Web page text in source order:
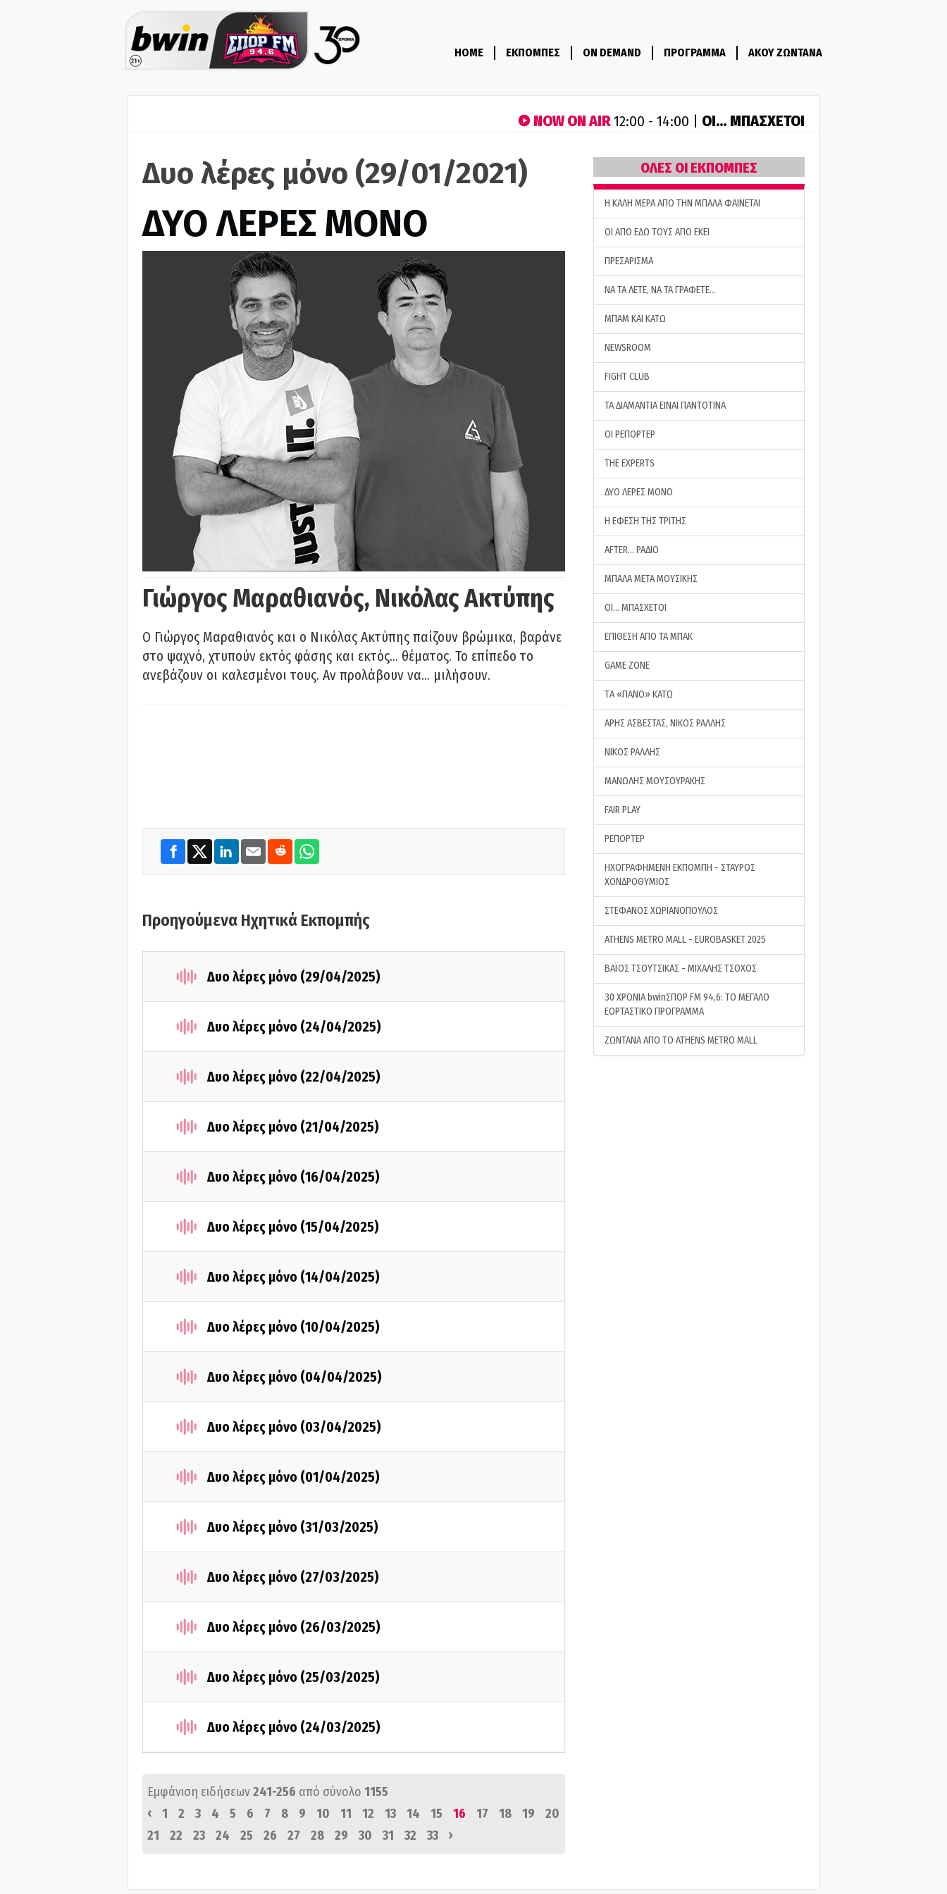
HOME ΕΚΠΟΜΠΕΣ ON DEMAND ΠΡΟΓΡΑΜΜΑ ΑΚΟΥ ΖΩΝΤΑΝΑ
NOW ON AIR12:00 - 14:00 | ΟΙ… ΜΠΑΣΧΕΤΟΙ
Δυο λέρες μόνο (29/01/2021)
ΔΥΟ ΛΕΡΕΣ ΜΟΝΟ
Γιώργος Μαραθιανός, Νικόλας Ακτύπης
Ο Γιώργος Μαραθιανός και ο Νικόλας Ακτύπης παίζουν βρώμικα, βαράνε
στο ψαχνό, χτυπούν εκτός φάσης και εκτός… θέματος. Το επίπεδο το
ανεβάζουν οι καλεσμένοι τους. Αν προλάβουν να… μιλήσουν.
Προηγούμενα Ηχητικά Εκπομπής
Δυο λέρες μόνο (29/04/2025)
Δυο λέρες μόνο (24/04/2025)
Δυο λέρες μόνο (22/04/2025)
Δυο λέρες μόνο (21/04/2025)
Δυο λέρες μόνο (16/04/2025)
Δυο λέρες μόνο (15/04/2025)
Δυο λέρες μόνο (14/04/2025)
Δυο λέρες μόνο (10/04/2025)
Δυο λέρες μόνο (04/04/2025)
Δυο λέρες μόνο (03/04/2025)
Δυο λέρες μόνο (01/04/2025)
Δυο λέρες μόνο (31/03/2025)
Δυο λέρες μόνο (27/03/2025)
Δυο λέρες μόνο (26/03/2025)
Δυο λέρες μόνο (25/03/2025)
Δυο λέρες μόνο (24/03/2025)
Εμφάνιση ειδήσεων241-256 από σύνολο 1155
‹
1 2 3 4 5 6 7 8 9 10 11 12 13 14 15 16 17 18 19
20
21
22 23 24 25 26 27 28 29 30 31 32 33 ›
ΟΛΕΣ ΟΙ ΕΚΠΟΜΠΕΣ
H ΚΑΛΗ ΜΕΡΑ ΑΠΟ ΤΗΝ ΜΠΑΛΑ ΦΑΙΝΕΤΑΙ
ΟΙ ΑΠΟ ΕΔΩ ΤΟΥΣ ΑΠΟ ΕΚΕΙ
ΠΡΕΣΑΡΙΣΜΑ
ΝΑ ΤΑ ΛΕΤΕ, ΝΑ ΤΑ ΓΡΑΦΕΤΕ…
ΜΠΑΜ ΚΑΙ ΚΑΤΩ
NEWSROOM
FIGHT CLUB
ΤΑ ΔΙΑΜΑΝΤΙΑ ΕΙΝΑΙ ΠΑΝΤΟΤΙΝΑ
ΟΙ ΡΕΠΟΡΤΕΡ
THE EXPERTS
ΔΥΟ ΛΕΡΕΣ ΜΟΝΟ
Η ΕΦΕΣΗ ΤΗΣ ΤΡΙΤΗΣ
AFTER… ΡΑΔΙΟ
ΜΠΑΛΑ ΜΕΤΑ ΜΟΥΣΙΚΗΣ
ΟΙ… ΜΠΑΣΧΕΤΟΙ
ΕΠΙΘΕΣΗ ΑΠΟ ΤΑ ΜΠΑΚ
GAME ZONE
ΤA «ΠΑΝΟ» ΚΑΤΩ
ΑΡΗΣ ΑΣΒΕΣΤΑΣ, ΝΙΚΟΣ ΡΑΛΛΗΣ
ΝΙΚΟΣ ΡΑΛΛΗΣ
ΜΑΝΩΛΗΣ ΜΟΥΣΟΥΡΑΚΗΣ
FAIR PLAY
ΡΕΠΟΡΤΕΡ
ΗΧΟΓΡΑΦΗΜΕΝΗ ΕΚΠΟΜΠΗ - ΣΤΑΥΡΟΣ
ΧΟΝΔΡΟΘΥΜΙΟΣ
ΣΤΕΦΑΝΟΣ ΧΩΡΙΑΝΟΠΟΥΛΟΣ
ATHENS METRO MALL - EUROBASKET 2025
ΒΑΪΟΣ ΤΣΟΥΤΣΙΚΑΣ - ΜΙΧΑΛΗΣ ΤΣΟΧΟΣ
30 ΧΡΟΝΙΑ bwinΣΠΟΡ FM 94,6: ΤΟ ΜΕΓΑΛΟ
ΕΟΡΤΑΣΤΙΚΟ ΠΡΟΓΡΑΜΜΑ
ΖΩΝΤΑΝΑ ΑΠΟ ΤΟ ATHENS METRO MALL